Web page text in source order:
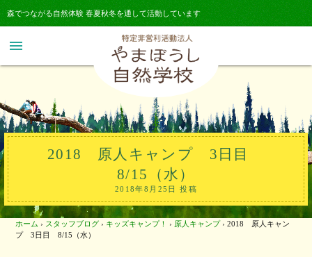
森でつながる自然体験 春夏秋冬を通して活動しています
menu
2018 原人キャンプ 3日目
8/15（水）
2018年8月25日 投稿
ホーム › スタッフブログ › キッズキャンプ！ › 原人キャンプ › 2018 原人キャン
プ 3日目 8/15（水）